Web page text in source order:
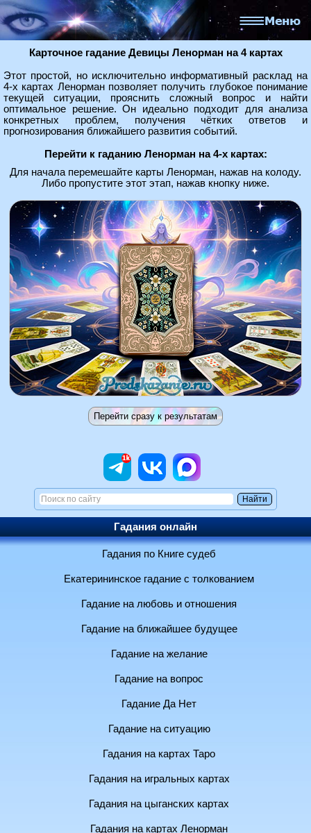
Карточное гадание Девицы Ленорман на 4 картах
Этот простой, но исключительно информативный расклад на
4-х картах Ленорман позволяет получить глубокое понимание
текущей ситуации, прояснить сложный вопрос и найти
оптимальное решение. Он идеально подходит для анализа
конкретных проблем, получения чётких ответов и
прогнозирования ближайшего развития событий.
Перейти к гаданию Ленорман на 4-х картах:
Для начала перемешайте карты Ленорман, нажав на колоду.
Либо пропустите этот этап, нажав кнопку ниже.
Гадания онлайн
Гадания по Книге судеб
Екатерининское гадание с толкованием
Гадание на любовь и отношения
Гадание на ближайшее будущее
Гадание на желание
Гадание на вопрос
Гадание Да Нет
Гадание на ситуацию
Гадания на картах Таро
Гадания на игральных картах
Гадания на цыганских картах
Гадания на картах Ленорман